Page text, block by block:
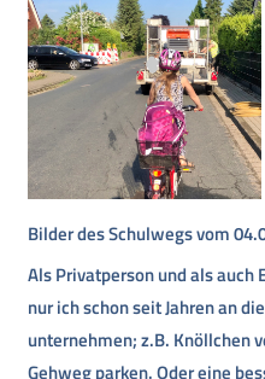
Bilder des Schulwegs vom
Als Privatperson und als
nur ich schon seit Jahren an
unternehmen; z.B. Knöllchen
Gehweg parken. Oder eine